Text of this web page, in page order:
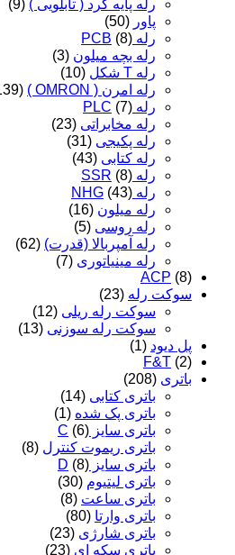
رله پایه گرد ( تابلویی ) (9)
پاور (50)
رله PCB (8)
رله بچه میلون (3)
رله T شکل
(10)
رله امرن ( OMRON )
(139)
رله PLC (7)
رله مخابراتی (23)
رله پکیجی (31)
رله کتابی (43)
رله SSR (8)
رله NHG (43)
رله میلون (16)
رله روسی (5)
رله آمپربالا (قدرت) (62)
رله مینیاتوری (7)
ACP (8)
سوکت رله (23)
سوکت رله ریلی (12)
سوکت رله سوزنی (13)
پل دیود (1)
F&T (2)
باتری (208)
باتری کتابی (14)
باتری پک شده (1)
باتری سایز C (6)
باتری ریموت کنترل (8)
باتری سایز D (8)
باتری لیتیوم (30)
باتری ساعت (8)
باتری وارتا (80)
باتری شارژی (23)
باتری سکه ای (23)